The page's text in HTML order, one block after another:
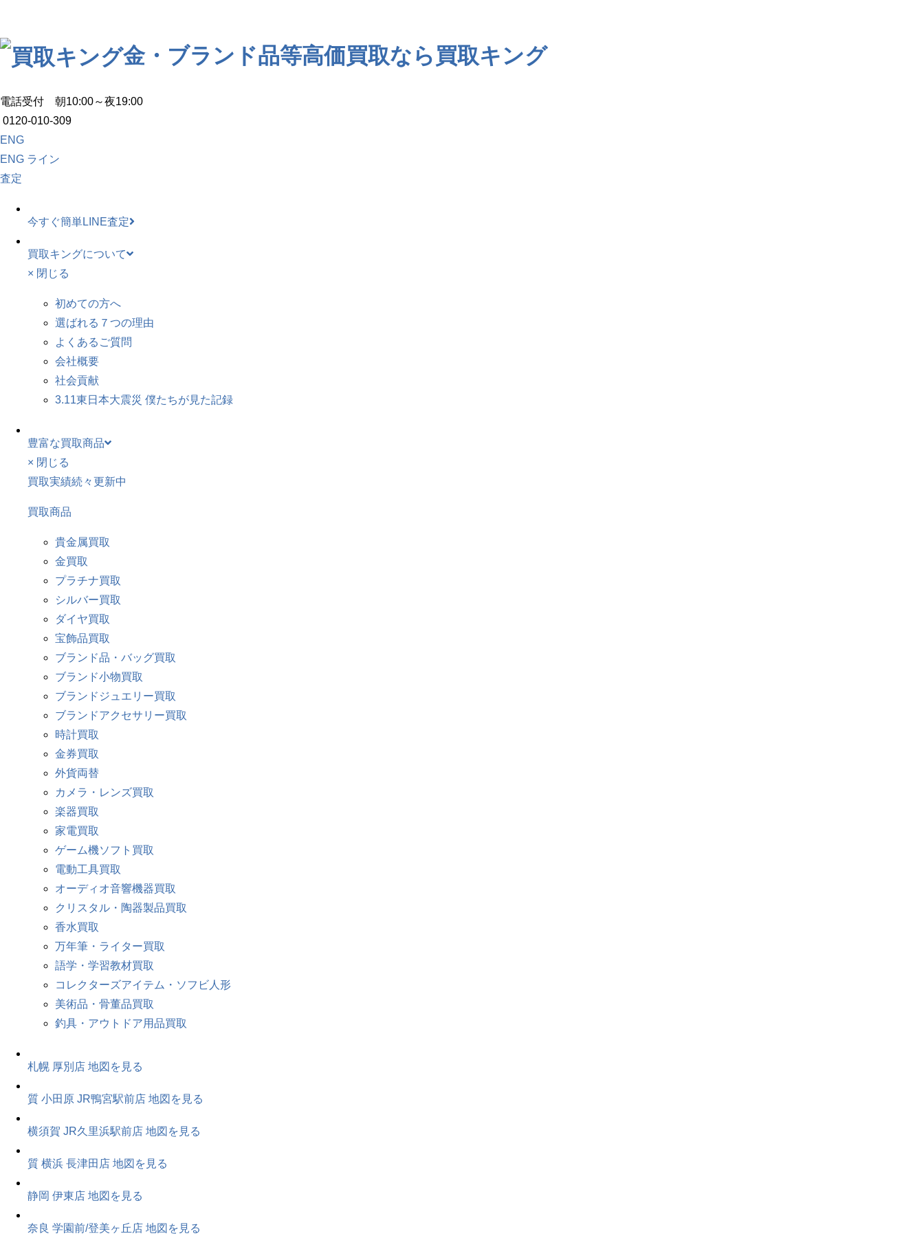
金・ブランド品等高価買取なら買取キング
電話受付 朝10:00～夜19:00
0120-010-309
ENG
ENG ライン
査定
今すぐ簡単LINE査定
買取キングについて
× 閉じる
初めての方へ
選ばれる７つの理由
よくあるご質問
会社概要
社会貢献
3.11東日本大震災 僕たちが見た記録
豊富な買取商品
× 閉じる
買取実績続々更新中
買取商品
貴金属買取
金買取
プラチナ買取
シルバー買取
ダイヤ買取
宝飾品買取
ブランド品・バッグ買取
ブランド小物買取
ブランドジュエリー買取
ブランドアクセサリー買取
時計買取
金券買取
外貨両替
カメラ・レンズ買取
楽器買取
家電買取
ゲーム機ソフト買取
電動工具買取
オーディオ音響機器買取
クリスタル・陶器製品買取
香水買取
万年筆・ライター買取
語学・学習教材買取
コレクターズアイテム・ソフビ人形
美術品・骨董品買取
釣具・アウトドア用品買取
札幌 厚別店 地図を見る
質 小田原 JR鴨宮駅前店 地図を見る
横須賀 JR久里浜駅前店 地図を見る
質 横浜 長津田店 地図を見る
静岡 伊東店 地図を見る
奈良 学園前/登美ヶ丘店 地図を見る